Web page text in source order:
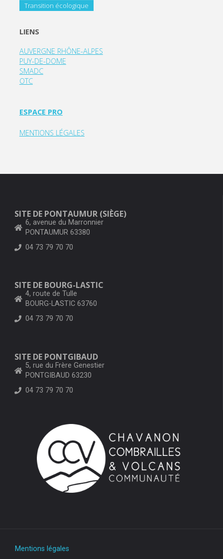
Transition écologique
LIENS
AUVERGNE RHÔNE-ALPES
PUY-DE-DOME
SMADC
OTC
ESPACE PRO
MENTIONS LÉGALES
SITE DE PONTAUMUR (SIÈGE)
6, avenue du Marronnier
PONTAUMUR 63380
04 73 79 70 70
SITE DE BOURG-LASTIC
4, route de Tulle
BOURG-LASTIC 63760
04 73 79 70 70
SITE DE PONTGIBAUD
5, rue du Frère Genestier
PONTGIBAUD 63230
04 73 79 70 70
Mentions légales